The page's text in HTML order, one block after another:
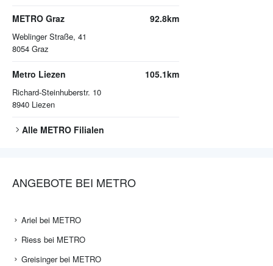
METRO Graz
Weblinger Straße, 41
8054 Graz
92.8km
Metro Liezen
Richard-Steinhuberstr. 10
8940 Liezen
105.1km
Alle METRO Filialen
ANGEBOTE BEI METRO
Ariel bei METRO
Riess bei METRO
Greisinger bei METRO